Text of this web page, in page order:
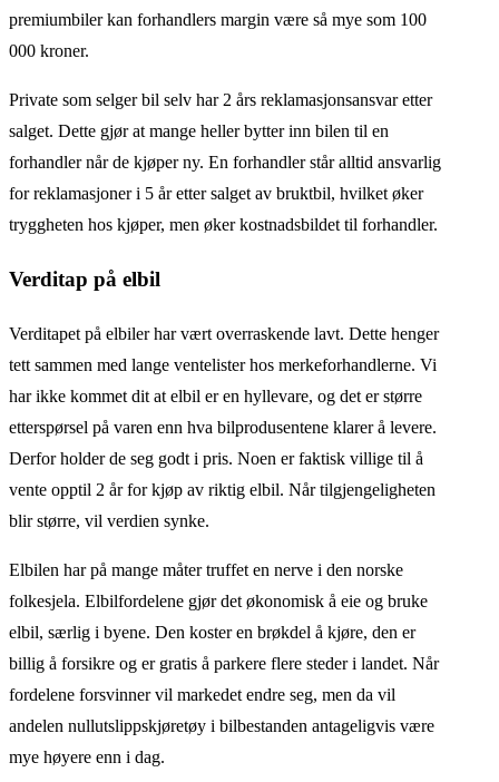
premiumbiler kan forhandlers margin være så mye som 100
000 kroner.
Private som selger bil selv har 2 års reklamasjonsansvar etter
salget. Dette gjør at mange heller bytter inn bilen til en
forhandler når de kjøper ny. En forhandler står alltid ansvarlig
for reklamasjoner i 5 år etter salget av bruktbil, hvilket øker
tryggheten hos kjøper, men øker kostnadsbildet til forhandler.
Verditap på elbil
Verditapet på elbiler har vært overraskende lavt. Dette henger
tett sammen med lange ventelister hos merkeforhandlerne. Vi
har ikke kommet dit at elbil er en hyllevare, og det er større
etterspørsel på varen enn hva bilprodusentene klarer å levere.
Derfor holder de seg godt i pris. Noen er faktisk villige til å
vente opptil 2 år for kjøp av riktig elbil. Når tilgjengeligheten
blir større, vil verdien synke.
Elbilen har på mange måter truffet en nerve i den norske
folkesjela. Elbilfordelene gjør det økonomisk å eie og bruke
elbil, særlig i byene. Den koster en brøkdel å kjøre, den er
billig å forsikre og er gratis å parkere flere steder i landet. Når
fordelene forsvinner vil markedet endre seg, men da vil
andelen nullutslippskjøretøy i bilbestanden antageligvis være
mye høyere enn i dag.